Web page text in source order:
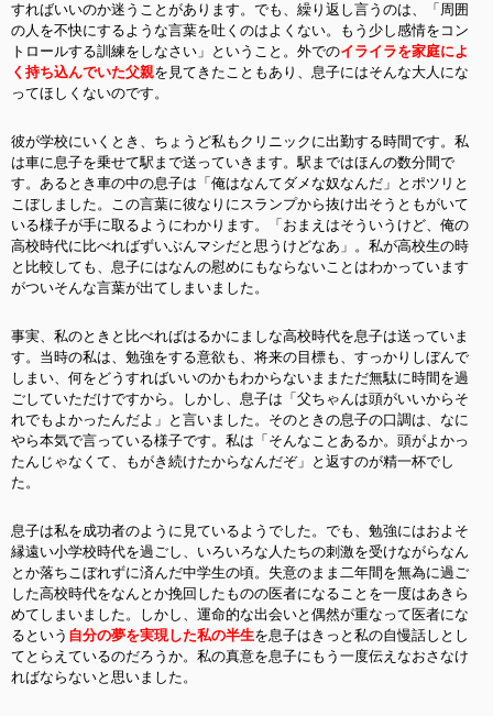
すればいいのか迷うことがあります。でも、繰り返し言うのは、「周囲
の人を不快にするような言葉を吐くのはよくない。もう少し感情をコン
トロールする訓練をしなさい」ということ。外でのイライラを家庭によ
く持ち込んでいた父親を見てきたこともあり、息子にはそんな大人にな
ってほしくないのです。
彼が学校にいくとき、ちょうど私もクリニックに出勤する時間です。私
は車に息子を乗せて駅まで送っていきます。駅まではほんの数分間で
す。あるとき車の中の息子は「俺はなんてダメな奴なんだ」とポツリと
こぼしました。この言葉に彼なりにスランプから抜け出そうともがいて
いる様子が手に取るようにわかります。「おまえはそういうけど、俺の
高校時代に比べればずいぶんマシだと思うけどなあ」。私が高校生の時
と比較しても、息子にはなんの慰めにもならないことはわかっています
がついそんな言葉が出てしまいました。
事実、私のときと比べればはるかにましな高校時代を息子は送っていま
す。当時の私は、勉強をする意欲も、将来の目標も、すっかりしぼんで
しまい、何をどうすればいいのかもわからないままただ無駄に時間を過
ごしていただけですから。しかし、息子は「父ちゃんは頭がいいからそ
れでもよかったんだよ」と言いました。そのときの息子の口調は、なに
やら本気で言っている様子です。私は「そんなことあるか。頭がよかっ
たんじゃなくて、もがき続けたからなんだぞ」と返すのが精一杯でし
た。
息子は私を成功者のように見ているようでした。でも、 勉強にはおよそ
縁遠い小学校時代を過ごし、いろいろな人たちの刺激を受けながらなん
とか落ちこぼれずに済んだ中学生の頃。失意のまま二年間を無為に過ご
した高校時代をなんとか挽回したものの医者になることを一度はあきら
めてしまいました。しかし、運命的な出会いと偶然が重なって医者にな
るという 自分の夢を実現した私の半生を息子はきっと私の自慢話しとし
てとらえているのだろうか。私の真意を息子にもう一度伝えなおさなけ
ればならないと思いました。